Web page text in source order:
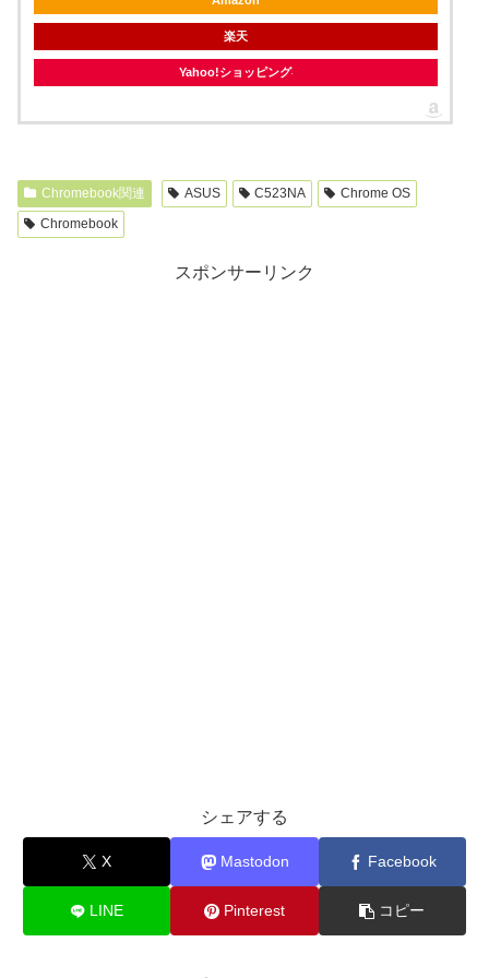
楽天
Yahoo!ショッピング
Chromebook関連 ASUS C523NA
Chrome OS
Chromebook
スポンサーリンク
シェアする
X Mastodon Facebook
LINE Pinterest コピー